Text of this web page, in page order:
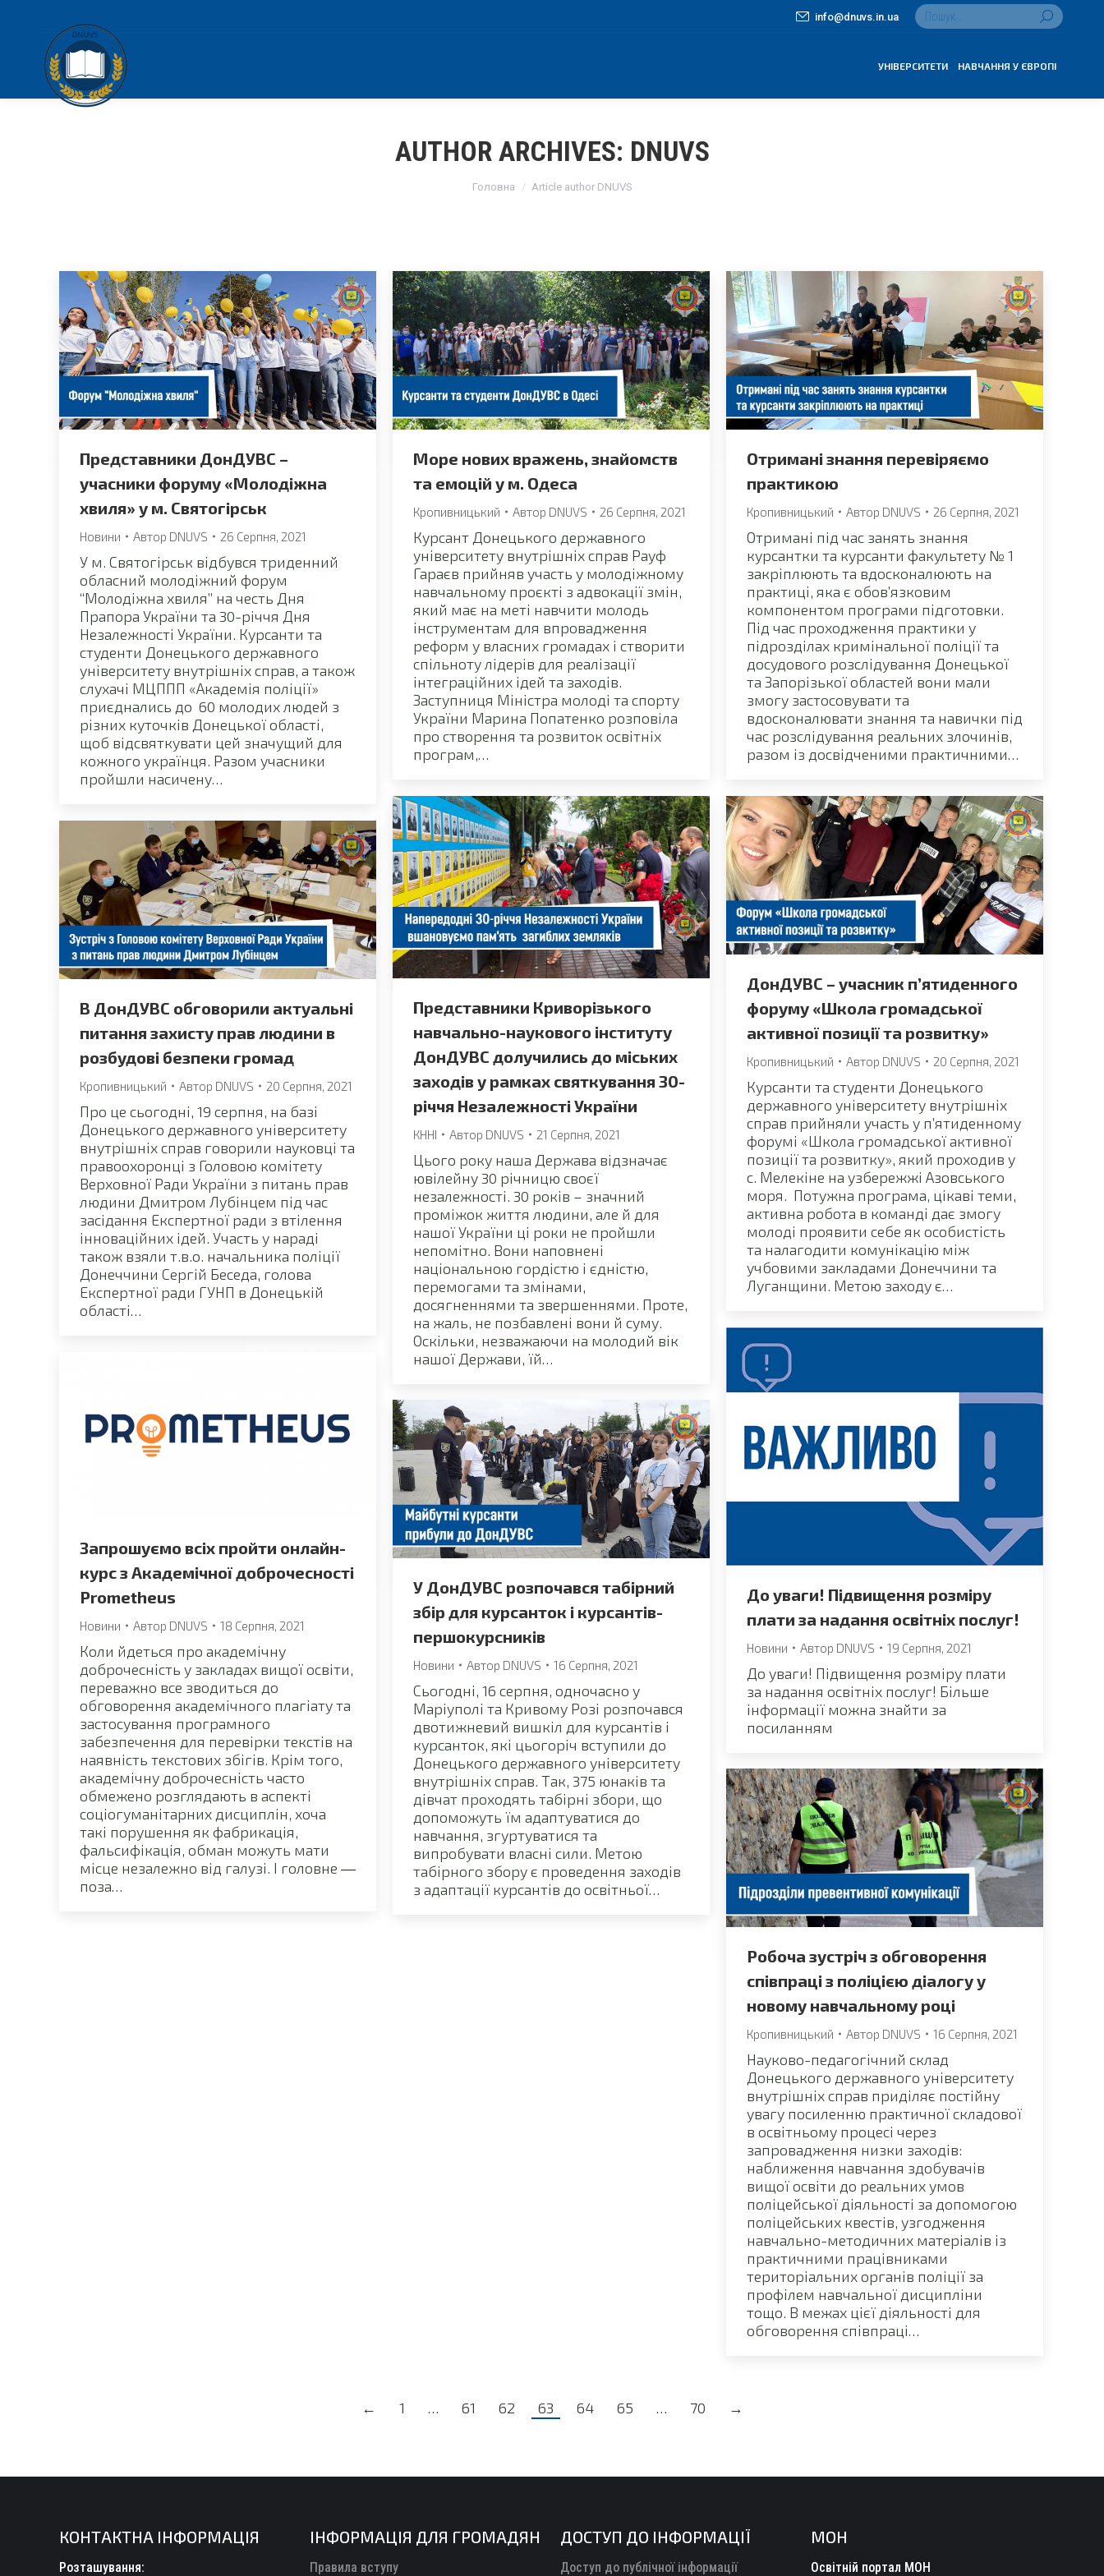
info@dnuvs.in.ua Search:
УНІВЕРСИТЕТИ НАВЧАННЯ У ЄВРОПІ
AUTHOR ARCHIVES: DNUVS
You are here:
Головна Article author DNUVS
Представники ДонДУВС –
учасники форуму «Молодіжна
хвиля» у м. Святогірськ
Новини Автор DNUVS 26 Серпня, 2021
У м. Святогірськ відбувся триденний
обласний молодіжний форум
“Молодіжна хвиля” на честь Дня
Прапора України та 30-річчя Дня
Незалежності України. Курсанти та
студенти Донецького державного
університету внутрішніх справ, а також
слухачі МЦППП «Академія поліції»
приєднались до 60 молодих людей з
різних куточків Донецької області,
щоб відсвяткувати цей значущий для
кожного українця. Разом учасники
пройшли насичену…
Море нових вражень, знайомств
та емоцій у м. Одеса
Кропивницький Автор DNUVS 26 Серпня, 2021
Курсант Донецького державного
університету внутрішніх справ Рауф
Гараєв прийняв участь у молодіжному
навчальному проєкті з адвокації змін,
який має на меті навчити молодь
інструментам для впровадження
реформ у власних громадах і створити
спільноту лідерів для реалізації
інтеграційних ідей та заходів.
Заступниця Міністра молоді та спорту
України Марина Попатенко розповіла
про створення та розвиток освітніх
програм,…
Отримані знання перевіряємо
практикою
Кропивницький Автор DNUVS 26 Серпня, 2021
Отримані під час занять знання
курсантки та курсанти факультету № 1
закріплюють та вдосконалюють на
практиці, яка є обов’язковим
компонентом програми підготовки.
Під час проходження практики у
підрозділах кримінальної поліції та
досудового розслідування Донецької
та Запорізької областей вони мали
змогу застосовувати та
вдосконалювати знання та навички під
час розслідування реальних злочинів,
разом із досвідченими практичними…
Представники Криворізького
навчально-наукового інституту
ДонДУВС долучились до міських
заходів у рамках святкування 30-
річчя Незалежності України
КННІ Автор DNUVS 21 Серпня, 2021
Цього року наша Держава відзначає
ювілейну 30 річницю своєї
незалежності. 30 років – значний
проміжок життя людини, але й для
нашої України ці роки не пройшли
непомітно. Вони наповнені
національною гордістю і єдністю,
перемогами та змінами,
досягненнями та звершеннями. Проте,
на жаль, не позбавлені вони й суму.
Оскільки, незважаючи на молодий вік
нашої Держави, їй…
ДонДУВС – учасник п’ятиденного
форуму «Школа громадської
активної позиції та розвитку»
Кропивницький Автор DNUVS 20 Серпня, 2021
Курсанти та студенти Донецького
державного університету внутрішніх
справ прийняли участь у п’ятиденному
форумі «Школа громадської активної
позиції та розвитку», який проходив у
с. Мелекіне на узбережжі Азовського
моря. Потужна програма, цікаві теми,
активна робота в команді дає змогу
молоді проявити себе як особистість
та налагодити комунікацію між
учбовими закладами Донеччини та
Луганщини. Метою заходу є…
В ДонДУВС обговорили актуальні
питання захисту прав людини в
розбудові безпеки громад
Кропивницький Автор DNUVS 20 Серпня, 2021
Про це сьогодні, 19 серпня, на базі
Донецького державного університету
внутрішніх справ говорили науковці та
правоохоронці з Головою комітету
Верховної Ради України з питань прав
людини Дмитром Лубінцем під час
засідання Експертної ради з втілення
інноваційних ідей. Участь у нараді
також взяли т.в.о. начальника поліції
Донеччини Сергій Беседа, голова
Експертної ради ГУНП в Донецькій
області…
До уваги! Підвищення розміру
плати за надання освітніх послуг!
Новини Автор DNUVS 19 Серпня, 2021
До уваги! Підвищення розміру плати
за надання освітніх послуг! Більше
інформації можна знайти за
посиланням
Запрошуємо всіх пройти онлайн-
курс з Академічної доброчесності
Prometheus
Новини Автор DNUVS 18 Серпня, 2021
Коли йдеться про академічну
доброчесність у закладах вищої освіти,
переважно все зводиться до
обговорення академічного плагіату та
застосування програмного
забезпечення для перевірки текстів на
наявність текстових збігів. Крім того,
академічну доброчесність часто
обмежено розглядають в аспекті
соціогуманітарних дисциплін, хоча
такі порушення як фабрикація,
фальсифікація, обман можуть мати
місце незалежно від галузі. І головне ―
поза…
У ДонДУВС розпочався табірний
збір для курсанток і курсантів-
першокурсників
Новини Автор DNUVS 16 Серпня, 2021
Сьогодні, 16 серпня, одночасно у
Маріуполі та Кривому Розі розпочався
двотижневий вишкіл для курсантів і
курсанток, які цьогоріч вступили до
Донецького державного університету
внутрішніх справ. Так, 375 юнаків та
дівчат проходять табірні збори, що
допоможуть їм адаптуватися до
навчання, згуртуватися та
випробувати власні сили. Метою
табірного збору є проведення заходів
з адаптації курсантів до освітньої…
Робоча зустріч з обговорення
співпраці з поліцією діалогу у
новому навчальному році
Кропивницький Автор DNUVS 16 Серпня, 2021
Науково-педагогічний склад
Донецького державного університету
внутрішніх справ приділяє постійну
увагу посиленню практичної складової
в освітньому процесі через
запровадження низки заходів:
наближення навчання здобувачів
вищої освіти до реальних умов
поліцейської діяльності за допомогою
поліцейських квестів, узгодження
навчально-методичних матеріалів із
практичними працівниками
територіальних органів поліції за
профілем навчальної дисципліни
тощо. В межах цієї діяльності для
обговорення співпраці…
← 1 … 61 62 63 64 65 … 70 →
КОНТАКТНА ІНФОРМАЦІЯ
Розташування:
ІНФОРМАЦІЯ ДЛЯ ГРОМАДЯН
Правила вступу
ДОСТУП ДО ІНФОРМАЦІЇ
Доступ до публічної інформації
МОН
Освітній портал МОН